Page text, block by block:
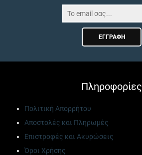
ΕΓΓΡΑΦΉ
Πληροφορίες
Πολιτική Απορρήτου
Αποστολές και Πληρωμές
Επιστροφές και Ακυρώσεις
Όροι Χρήσης